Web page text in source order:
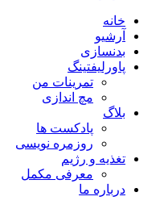
خانه
آرشیو
بدنسازی
پاورلیفتینگ
تمرینات من
مچ اندازی
بلاگ
پادکست ها
روزمره نویسی
تغذیه و رژیم
معرفی مکمل
درباره ما